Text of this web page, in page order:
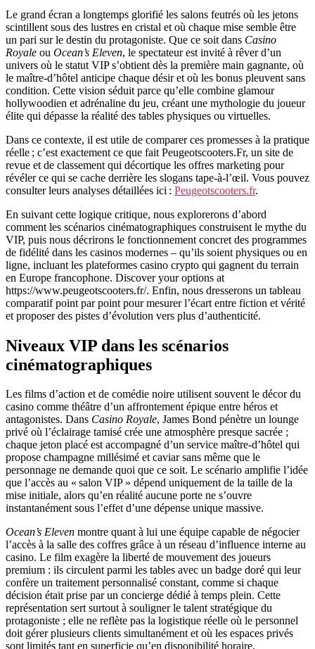
versus
salles
de
jeu
réelles
:
le
choc
des
attentes
Le grand écran a longtemps glorifié les salons feutrés où les jetons
scintillent sous des lustres en cristal et où chaque mise semble être
un pari sur le destin du protagoniste. Que ce soit dans Casino
Royale ou Ocean’s Eleven, le spectateur est invité à rêver d’un
univers où le statut VIP s’obtient dès la première main gagnante, où
le maître‑d’hôtel anticipe chaque désir et où les bonus pleuvent sans
condition. Cette vision séduit parce qu’elle combine glamour
hollywoodien et adrénaline du jeu, créant une mythologie du joueur
élite qui dépasse la réalité des tables physiques ou virtuelles.
Dans ce contexte, il est utile de comparer ces promesses à la pratique
réelle ; c’est exactement ce que fait Peugeotscooters.Fr, un site de
revue et de classement qui décortique les offres marketing pour
révéler ce qui se cache derrière les slogans tape‑à‑l’œil. Vous pouvez
consulter leurs analyses détaillées ici : Peugeotscooters.fr.
En suivant cette logique critique, nous explorerons d’abord
comment les scénarios cinématographiques construisent le mythe du
VIP, puis nous décrirons le fonctionnement concret des programmes
de fidélité dans les casinos modernes – qu’ils soient physiques ou en
ligne, incluant les plateformes casino crypto qui gagnent du terrain
en Europe francophone. Discover your options at
https://www.peugeotscooters.fr/. Enfin, nous dresserons un tableau
comparatif point par point pour mesurer l’écart entre fiction et vérité
et proposer des pistes d’évolution vers plus d’authenticité.
Niveaux VIP dans les scénarios
cinématographiques
Les films d’action et de comédie noire utilisent souvent le décor du
casino comme théâtre d’un affrontement épique entre héros et
antagonistes. Dans Casino Royale, James Bond pénètre un lounge
privé où l’éclairage tamisé crée une atmosphère presque sacrée ;
chaque jeton placé est accompagné d’un service maître‑d’hôtel qui
propose champagne millésimé et caviar sans même que le
personnage ne demande quoi que ce soit. Le scénario amplifie l’idée
que l’accès au « salon VIP » dépend uniquement de la taille de la
mise initiale, alors qu’en réalité aucune porte ne s’ouvre
instantanément sous l’effet d’une dépense unique massive.
Ocean’s Eleven montre quant à lui une équipe capable de négocier
l’accès à la salle des coffres grâce à un réseau d’influence interne au
casino. Le film exagère la liberté de mouvement des joueurs
premium : ils circulent parmi les tables avec un badge doré qui leur
confère un traitement personnalisé constant, comme si chaque
décision était prise par un concierge dédié à temps plein. Cette
représentation sert surtout à souligner le talent stratégique du
protagoniste ; elle ne reflète pas la logistique réelle où le personnel
doit gérer plusieurs clients simultanément et où les espaces privés
sont limités tant en superficie qu’en disponibilité horaire.